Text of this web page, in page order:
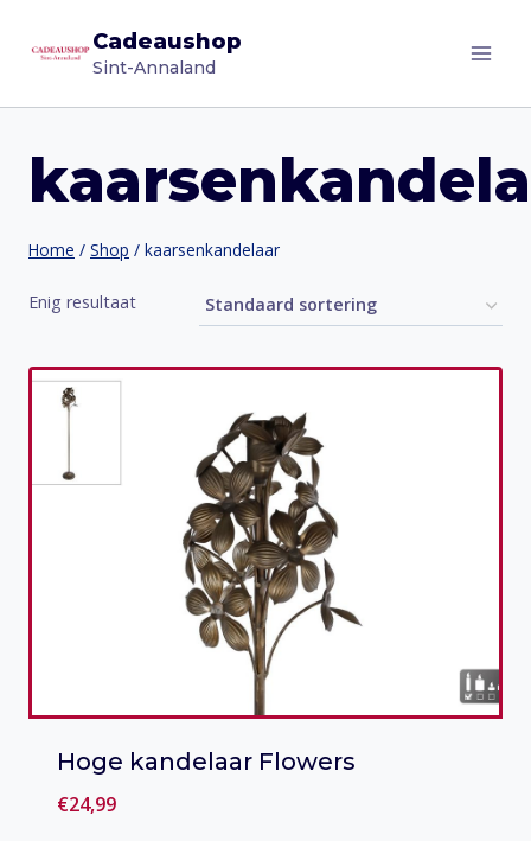
naar
Cadeaushop
Sint-Annaland
Home / Shop / kaarsenkandelaar
Enig resultaat
Hoge kandelaar Flowers
€24,99